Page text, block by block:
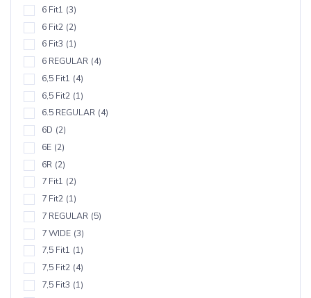
6 Fit1 (3)
6 Fit2 (2)
6 Fit3 (1)
6 REGULAR (4)
6,5 Fit1 (4)
6,5 Fit2 (1)
6.5 REGULAR (4)
6D (2)
6E (2)
6R (2)
7 Fit1 (2)
7 Fit2 (1)
7 REGULAR (5)
7 WIDE (3)
7,5 Fit1 (1)
7,5 Fit2 (4)
7,5 Fit3 (1)